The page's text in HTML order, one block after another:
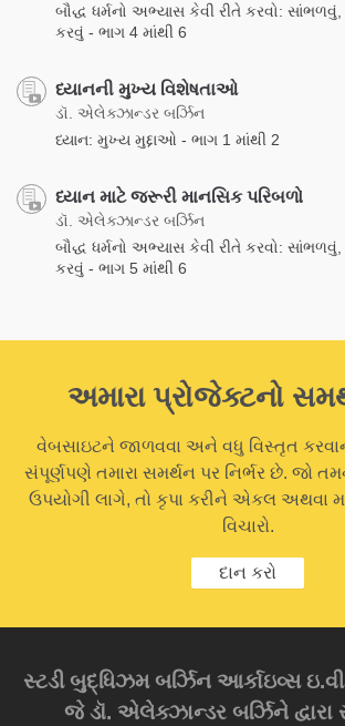
બૌદ્ધ ધર્મનો અભ્યાસ કેવી રીતે કરવો:
કરવું - ભાગ 4 માંથી 6
ધ્યાનની મુખ્ય વિશેષતાઓ
ડૉ. એલેક્ઝાન્ડર બર્ઝિન
ધ્યાન: મુખ્ય મુદ્દાઓ - ભાગ 1 માંથી 2
ધ્યાન માટે જરૂરી માનસિક પરિબળો
ડૉ. એલેક્ઝાન્ડર બર્ઝિન
બૌદ્ધ ધર્મનો અભ્યાસ કેવી રીતે કરવો:
કરવું - ભાગ 5 માંથી 6
અમારા પ્રોજેક્ટનો
વેબસાઇટને જાળવવા અને વધુ વિસ્તૃત
સંપૂર્ણપણે તમારા સમર્થન પર નિર્ભર છે. જો
ઉપયોગી લાગે, તો કૃપા કરીને એકલ અથવા
વિચારો.
દાન કરો
સ્ટડી બુદ્ધિઝમ બર્ઝિન આર્કાઇવ્સ
જે ડૉ. એલેક્ઝાન્ડર બર્ઝિને દ્વારા